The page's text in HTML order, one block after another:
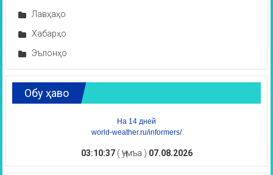
Лавҳаҳо
Хабарҳо
Эълонҳо
Обу ҳаво
На 14 дней
world-weather.ru/informers/
03:10:37( Ҷумъа ) 07.08.2026